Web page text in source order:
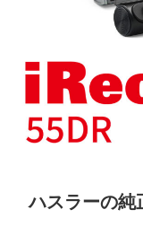
ハスラーの純